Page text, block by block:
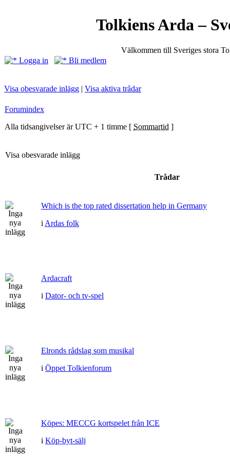
Tolkiens Arda –
Välkommen till Sveriges stora
Logga in
Bli medlem
Visa obesvarade inlägg | Visa aktiva trådar
Forumindex
Alla tidsangivelser är UTC + 1 timme [ Sommartid ]
Visa obesvarade inlägg
Trådar
Which is the top rated dissertation help in Germany
i Ardas folk
Ardacraft
i Dator- och tv-spel
Elronds rådslag som musikal
i Öppet Tolkienforum
Köpes: MECCG kortspelet från ICE
i Köp-byt-sälj